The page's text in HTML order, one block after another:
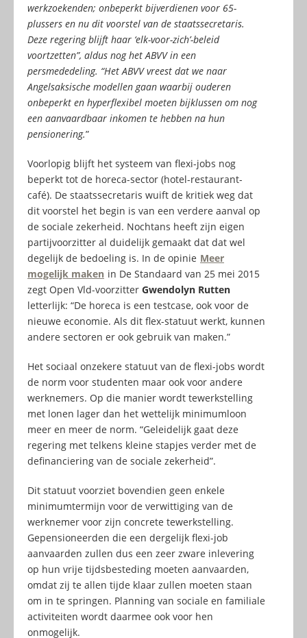
werkzoekenden; onbeperkt bijverdienen voor 65-
plussers en nu dit voorstel van de staatssecretaris.
Deze regering blijft haar ‘elk-voor-zich’-beleid
voortzetten”, aldus nog het ABVV in een
persmededeling. “Het ABVV vreest dat we naar
Angelsaksische modellen gaan waarbij ouderen
onbeperkt en hyperflexibel moeten bijklussen om nog
een aanvaardbaar inkomen te hebben na hun
pensionering.”
Voorlopig blijft het systeem van flexi-jobs nog
beperkt tot de horeca-sector (hotel-restaurant-
café). De staatssecretaris wuift de kritiek weg dat
dit voorstel het begin is van een verdere aanval op
de sociale zekerheid. Nochtans heeft zijn eigen
partijvoorzitter al duidelijk gemaakt dat dat wel
degelijk de bedoeling is. In de opinie Meer
mogelijk maken in De Standaard van 25 mei 2015
zegt Open Vld-voorzitter Gwendolyn Rutten
letterlijk: “De horeca is een testcase, ook voor de
nieuwe economie. Als dit flex-statuut werkt, kunnen
andere sectoren er ook gebruik van maken.”
Het sociaal onzekere statuut van de flexi-jobs wordt
de norm voor studenten maar ook voor andere
werknemers. Op die manier wordt tewerkstelling
met lonen lager dan het wettelijk minimumloon
meer en meer de norm. “Geleidelijk gaat deze
regering met telkens kleine stapjes verder met de
definanciering van de sociale zekerheid”.
Dit statuut voorziet bovendien geen enkele
minimumtermijn voor de verwittiging van de
werknemer voor zijn concrete tewerkstelling.
Gepensioneerden die een dergelijk flexi-job
aanvaarden zullen dus een zeer zware inlevering
op hun vrije tijdsbesteding moeten aanvaarden,
omdat zij te allen tijde klaar zullen moeten staan
om in te springen. Planning van sociale en familiale
activiteiten wordt daarmee ook voor hen
onmogelijk.